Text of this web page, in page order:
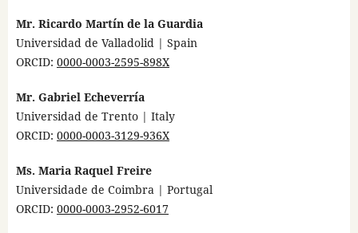
Mr. Ricardo Martín de la Guardia
Universidad de Valladolid | Spain
ORCID: 0000-0003-2595-898X
Mr. Gabriel Echeverría
Universidad de Trento | Italy
ORCID: 0000-0003-3129-936X
Ms. Maria Raquel Freire
Universidade de Coimbra| Portugal
ORCID: 0000-0003-2952-6017